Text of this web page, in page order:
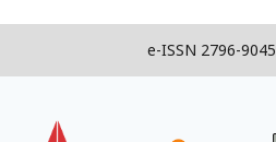
e-ISSN 2796-9045
Link